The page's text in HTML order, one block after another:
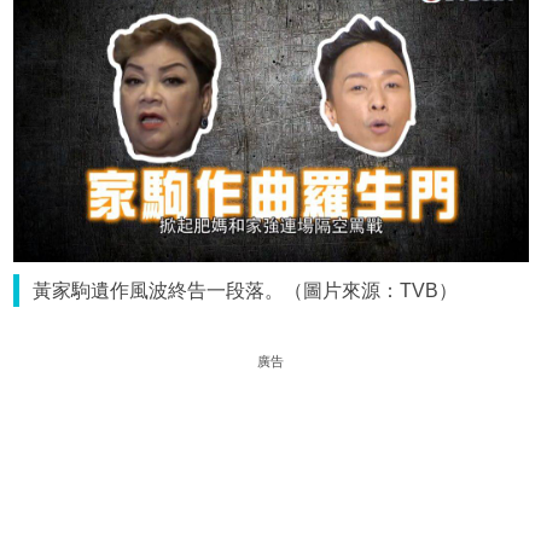
黃家駒遺作風波終告一段落。（圖片來源：TVB）
廣告